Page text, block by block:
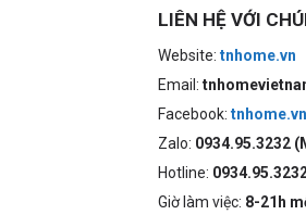
LIÊN HỆ VỚI
Website: tnhome.vn
Email:
Facebook: tnhome.vn
Zalo: 0934.95.3232
Hotline:
Giờ làm việc: 8-21h